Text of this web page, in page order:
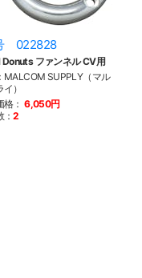
022828
ファンネル CV用
MALCOM SUPPLY（マル
）
： 6,050円
：2